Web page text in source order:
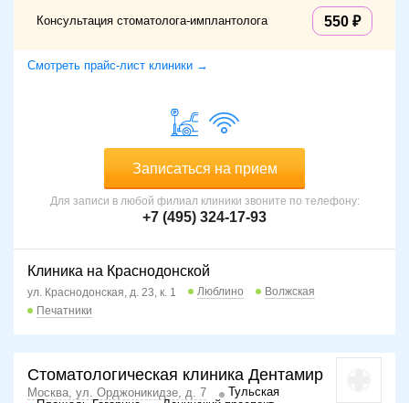
Консультация стоматолога-имплантолога 550
Смотреть прайс-лист клиники →
Записаться на прием
Для записи в любой филиал клиники звоните по телефону:
+7 (495) 324-17-93
Клиника на Краснодонской
ул. Краснодонская, д. 23, к. 1 Люблино
Волжская
Печатники
Стоматологическая клиника Дентамир
Москва, ул. Орджоникидзе, д. 7
Тульская